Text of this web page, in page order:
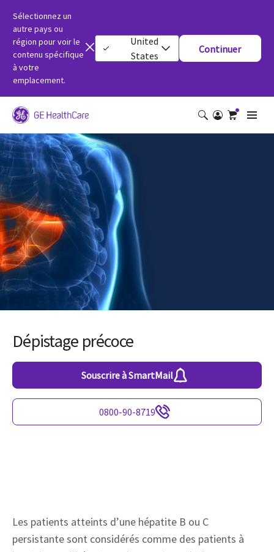
Sélectionnez un
autre pays ou
région pour voir le
contenu spécifique
à votre
emplacement.
United
States
Continuer
Dépistage précoce
Souscrire à SmartMail
0800-90-8719
Les patients atteints d’une hépatite B ou C
persistante sont considérés comme des patients à